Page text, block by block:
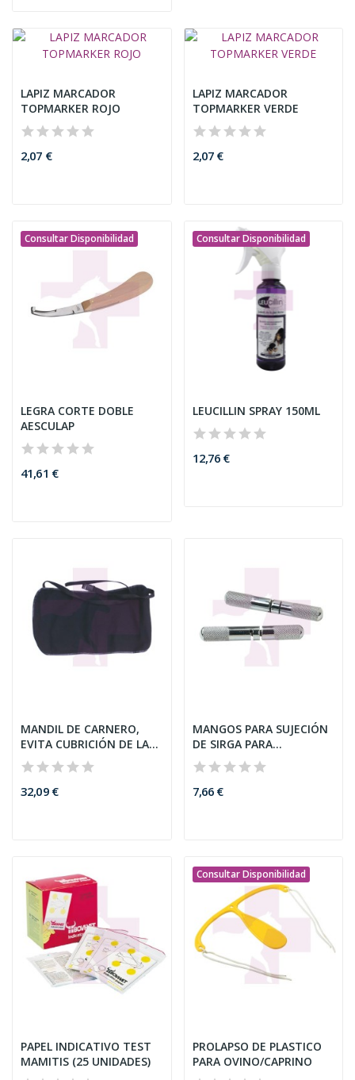
LAPIZ MARCADOR
TOPMARKER ROJO
2,07 €
LAPIZ MARCADOR
TOPMARKER VERDE
2,07 €
Consultar Disponibilidad
LEGRA CORTE DOBLE
AESCULAP
41,61 €
Consultar Disponibilidad
LEUCILLIN SPRAY 150ML
12,76 €
MANDIL DE CARNERO,
EVITA CUBRICIÓN DE LAS
HEMBRAS
32,09 €
MANGOS PARA SUJECIÓN
DE SIRGA PARA
DESCORNAR (PAR)
7,66 €
PAPEL INDICATIVO TEST
MAMITIS (25 UNIDADES)
Consultar Disponibilidad
PROLAPSO DE PLASTICO
PARA OVINO/CAPRINO